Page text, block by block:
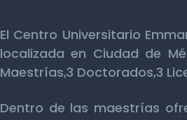
El Centro Universitario
localizada en Ciudad de
Maestrías,3 Doctorados,3
Dentro de las maestrías